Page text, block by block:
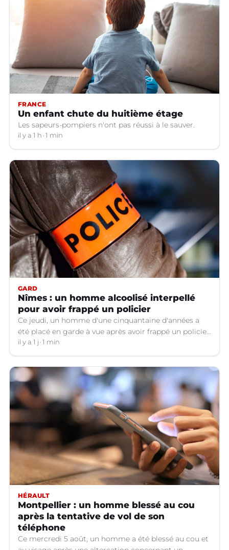
FRANCE
Un enfant chute du huitième étage
Les sapeurs-pompiers n'ont pas réussi à le sauver.
il y a 1 h 1 min
GARD
Nîmes : un homme alcoolisé interpellé
pour avoir frappé un policier
Ce jeudi, un homme d'une cinquantaine d'années a
été placé en garde à vue après avoir frappé un policier
hors service à Nîmes (Gard).
il y a 1 j 1 min
HÉRAULT
Montpellier : un homme blessé au cou
après la tentative de vol de son
téléphone
Ce mercredi 5 août, un homme a été blessé au cou et